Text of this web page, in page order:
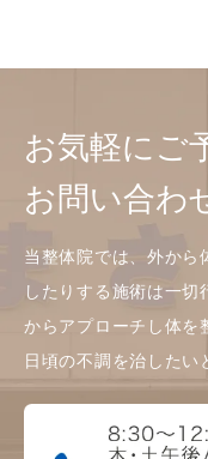
お気軽にご
お問い合わ
当整体院では、外から
したりする施術は一切
からアプローチし体を
日頃の不調を治したい